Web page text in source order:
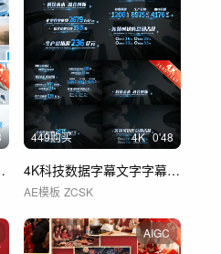
logo 03
449购买 4K 0'48
4K科技数据字幕文字字幕条 02
AE模板 ZCSK
AIGC